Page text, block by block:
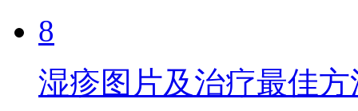
8
湿疹图片及治疗最佳方